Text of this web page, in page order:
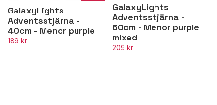
GalaxyLights
Adventsstjärna -
40cm - Menor purple
189 kr
GalaxyLights
Adventsstjärna -
60cm - Menor purple
mixed
209 kr